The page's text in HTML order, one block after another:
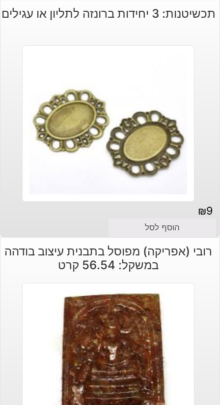
תכשיטנות: 3 יחידות ברונזה לתליון או עגילים
₪9
הוסף לסל
רובי (אפריקה) מפוסל בתבנית עיצוב בודהה
במשקל: 56.54 קרט